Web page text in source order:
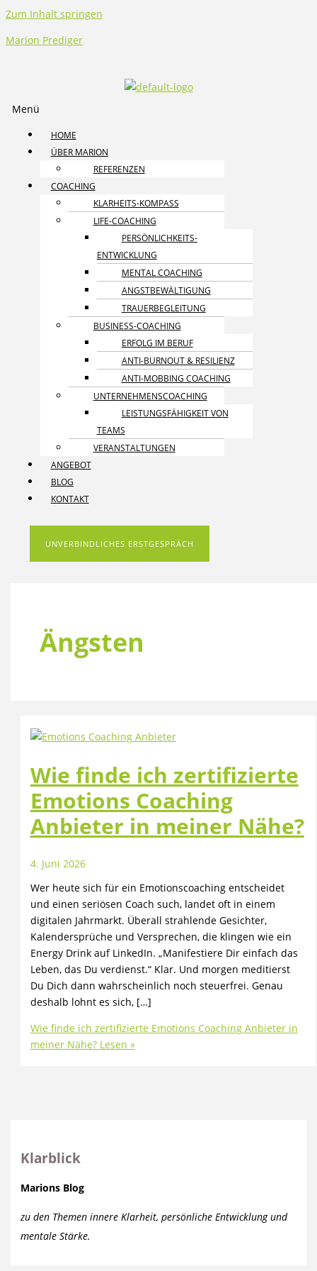
Zum Inhalt springen
Marion Prediger
Menü
HOME
ÜBER MARION
REFERENZEN
COACHING
KLARHEITS-KOMPASS
LIFE-COACHING
PERSÖNLICHKEITS­
ENTWICKLUNG
MENTAL COACHING
ANGST­BEWÄLTIGUNG
TRAUER­BEGLEITUNG
BUSINESS-COACHING
ERFOLG IM BERUF
ANTI-BURNOUT & RESILIENZ
ANTI-MOBBING COACHING
UNTERNEHMENS­COACHING
LEISTUNGSFÄHIGKEIT VON
TEAMS
VERANSTALTUNGEN
ANGEBOT
BLOG
KONTAKT
UNVERBINDLICHES ERSTGESPRÄCH
Ängsten
Wie finde ich zertifizierte
Emotions Coaching
Anbieter in meiner Nähe?
4. Juni 2026
Wer heute sich für ein Emotionscoaching entscheidet
und einen seriösen Coach such, landet oft in einem
digitalen Jahrmarkt. Überall strahlende Gesichter,
Kalendersprüche und Versprechen, die klingen wie ein
Energy Drink auf LinkedIn. „Manifestiere Dir einfach das
Leben, das Du verdienst.“ Klar. Und morgen meditierst
Du Dich dann wahrscheinlich noch steuerfrei. Genau
deshalb lohnt es sich, […]
Wie finde ich zertifizierte Emotions Coaching Anbieter in
meiner Nähe?Lesen »
Klarblick
Marions Blog
zu den Themen innere Klarheit, persönliche Entwicklung und
mentale Stärke.